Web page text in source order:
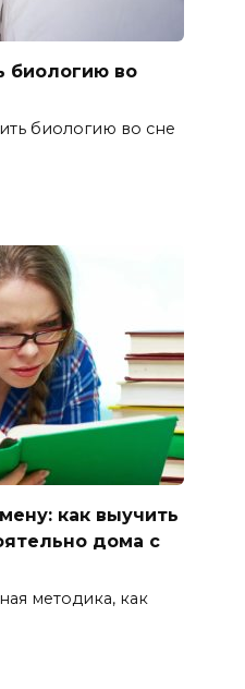
биологию во
биологию во сне
как выучить
дома с
методика, как